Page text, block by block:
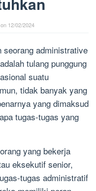
12/02/2024
seorang administrative
tulang punggung
suatu
tidak banyak yang
yang dimaksud
tugas-tugas yang
yang bekerja
eksekutif senior,
tugas administratif